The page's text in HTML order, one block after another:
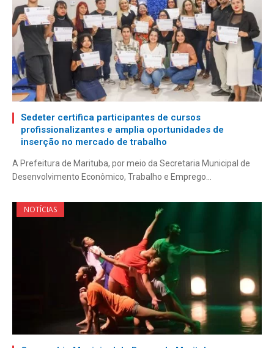
Sedeter certifica participantes de cursos
profissionalizantes e amplia oportunidades de
inserção no mercado de trabalho
A Prefeitura de Marituba, por meio da Secretaria Municipal de
Desenvolvimento Econômico, Trabalho e Emprego…
NOTÍCIAS